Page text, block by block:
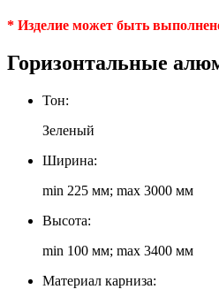
* Изделие может быть
Горизонтальные
Тон:
Зеленый
Ширина:
min 225 мм; max 3000 мм
Высота:
min 100 мм; max 3400 мм
Материал карниза: